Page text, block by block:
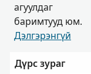
агуулдаг
баримтууд юм.
Дэлгэрэнгүй
Дүрс зураг